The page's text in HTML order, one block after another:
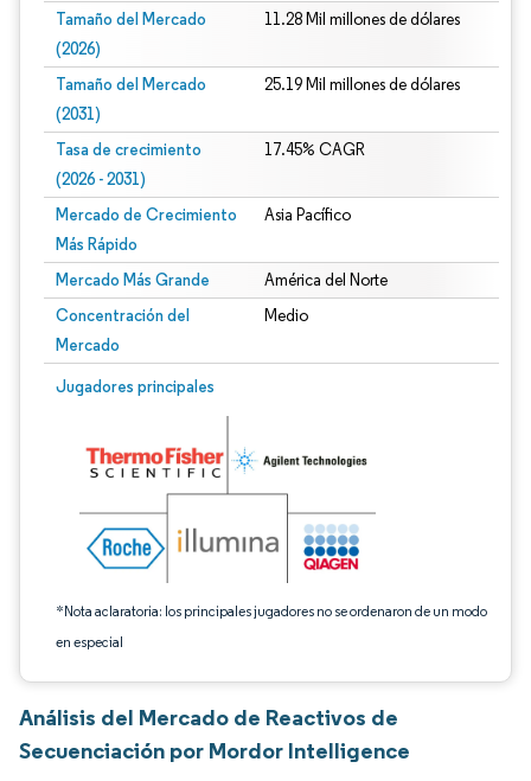
Tamaño del Mercado
(2026)
11.28 Mil millones de dólares
Tamaño del Mercado
(2031)
25.19 Mil millones de dólares
Tasa de crecimiento
(2026 - 2031)
17.45% CAGR
Mercado de Crecimiento
Más Rápido
Asia Pacífico
Mercado Más Grande América del Norte
Concentración del
Mercado
Medio
Jugadores principales
*Nota aclaratoria: los principales jugadores no se ordenaron de un modo
en especial
Imagen © Mordor Intelligence. El uso requiere atribución según CC BY 4.0.
Análisis del Mercado de Reactivos de
Secuenciación por Mordor Intelligence